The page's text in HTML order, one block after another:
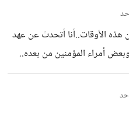
ي من وسع ومش فاهم/ة شو كان
يعني آلاف من العبيد رح
تنهار وممكن يصير في حروب
عن هذه الأوقات..أنا أتحدث عن عهد
أمراء المؤمنين من بعده..
الأمة..وبالطبع منذ بدأت
السلطة ومحاولة الحصول عليها